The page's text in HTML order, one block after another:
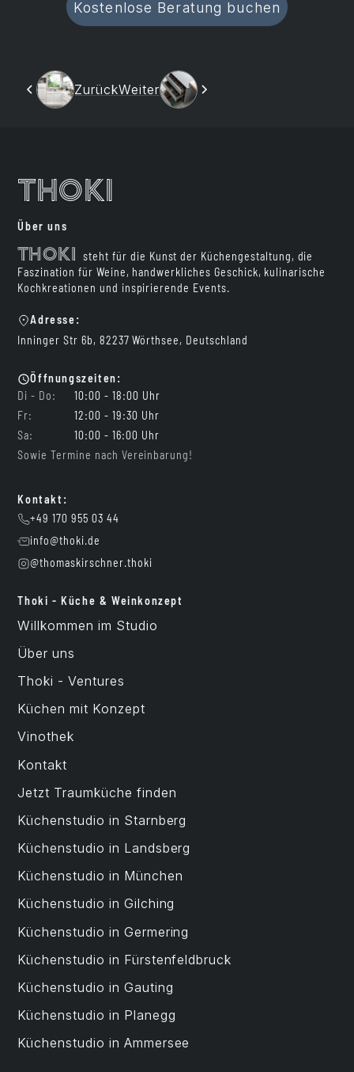
Kostenlose Beratung buchen
ZurückWeiter
Thoki
Über uns
Thoki
steht für die Kunst der Küchengestaltung, die
Faszination für Weine, handwerkliches Geschick, kulinarische
Kochkreationen und inspirierende Events.
Adresse:
Inninger Str 6b, 82237 Wörthsee, Deutschland
Öffnungszeiten:
Di - Do:
10:00 - 18:00 Uhr
Fr:
12:00 - 19:30 Uhr
Sa:
10:00 - 16:00 Uhr
Sowie Termine nach Vereinbarung!
Kontakt:
+49 170 955 03 44
info@thoki.de
@thomaskirschner.thoki
Thoki - Küche & Weinkonzept
Willkommen im Studio
Über uns
Thoki - Ventures
Küchen mit Konzept
Vinothek
Kontakt
Jetzt Traumküche finden
Küchenstudio in Starnberg
Küchenstudio in Landsberg
Küchenstudio in München
Küchenstudio in Gilching
Küchenstudio in Germering
Küchenstudio in Fürstenfeldbruck
Küchenstudio in Gauting
Küchenstudio in Planegg
Küchenstudio in Ammersee